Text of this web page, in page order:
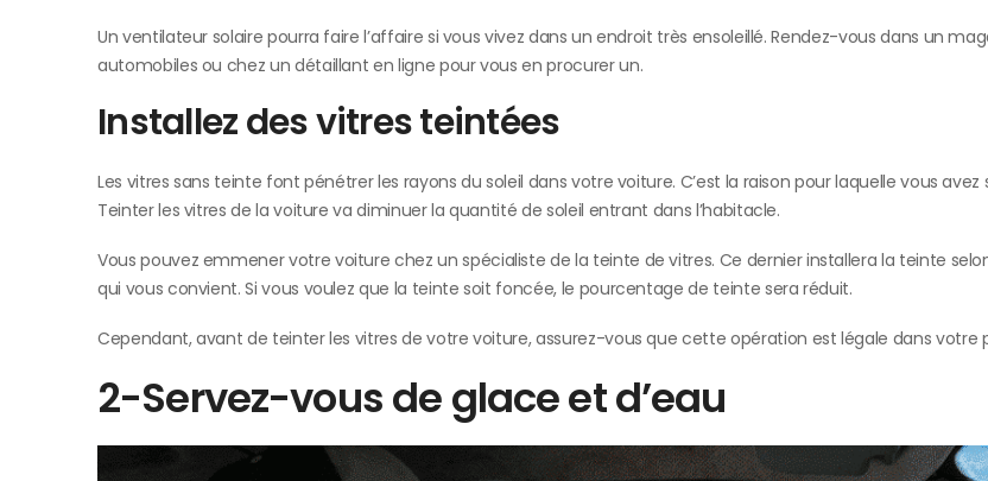
Un ventilateur solaire pourra faire l’affaire si vous vivez dans un endroit très ensoleillé. Rendez-vous dans un
automobiles ou chez un détaillant en ligne pour vous en procurer un.
Installez des vitres teintées
Les vitres sans teinte font pénétrer les rayons du soleil dans votre voiture. C’est la raison pour laquelle vous
Teinter les vitres de la voiture va diminuer la quantité de soleil entrant dans l’habitacle.
Vous pouvez emmener votre voiture chez un spécialiste de la teinte de vitres. Ce dernier installera la teinte
qui vous convient. Si vous voulez que la teinte soit foncée, le pourcentage de teinte sera réduit.
Cependant, avant de teinter les vitres de votre voiture, assurez-vous que cette opération est légale dans votre
2-Servez-vous de glace et d’eau